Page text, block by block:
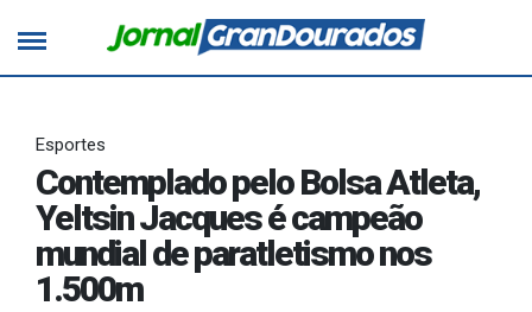
Esportes
Contemplado pelo Bolsa Atleta,
Yeltsin Jacques é campeão
mundial de paratletismo nos
1.500m